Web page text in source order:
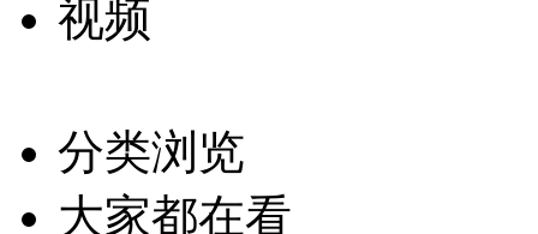
视频
分类浏览
大家都在看